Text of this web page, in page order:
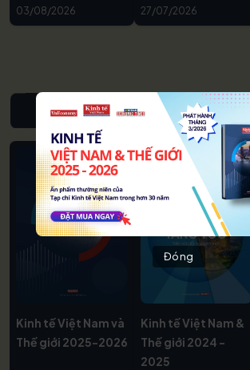
03/08/2026 27/07/2026
NIÊN GIÁM KINH TẾ VIỆT NAM & THẾ GIỚI
Kinh tế Việt Nam và
Thế giới 2025-2026
Kinh tế Việt Nam &
Thế giới 2024 -
2025
Đóng